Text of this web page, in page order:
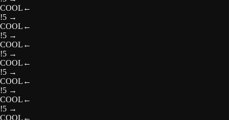
COOL ←
!5 →
COOL ←
!5 →
COOL ←
!5 →
COOL ←
!5 →
COOL ←
!5 →
COOL ←
!5 →
COOL ←